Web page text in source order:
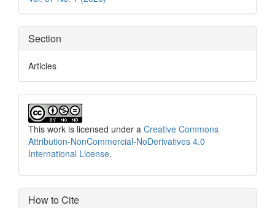
Section
Articles
This work is licensed under a Creative Commons
Attribution-NonCommercial-NoDerivatives 4.0
International License.
How to Cite